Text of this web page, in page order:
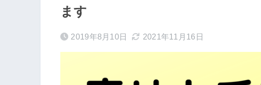
ます
2019年8月10日 2021年11月16日